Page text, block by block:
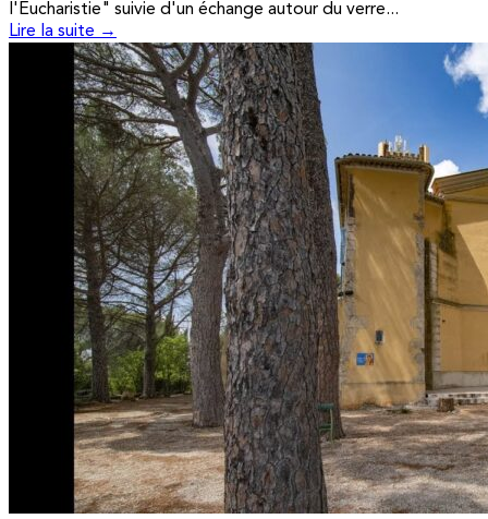
l'Eucharistie" suivie d'un échange autour du verre...
Lire la suite →